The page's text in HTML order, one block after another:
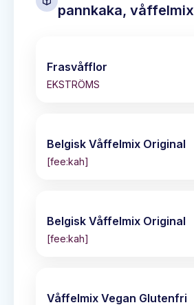
pannkaka, våffelmix
Frasvåfflor
EKSTRÖMS
Belgisk Våffelmix Original
[fee:kah]
Belgisk Våffelmix Original
[fee:kah]
Våffelmix Vegan Glutenfri